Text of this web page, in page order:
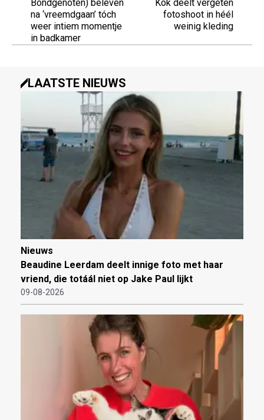
Bondgenoten) beleven
na ‘vreemdgaan’ tóch
weer intiem momentje
in badkamer
Kok deelt vergeten
fotoshoot in héél
weinig kleding
LAATSTE NIEUWS
Nieuws
Beaudine Leerdam deelt innige foto met haar
vriend, die totáál niet op Jake Paul lijkt
09-08-2026